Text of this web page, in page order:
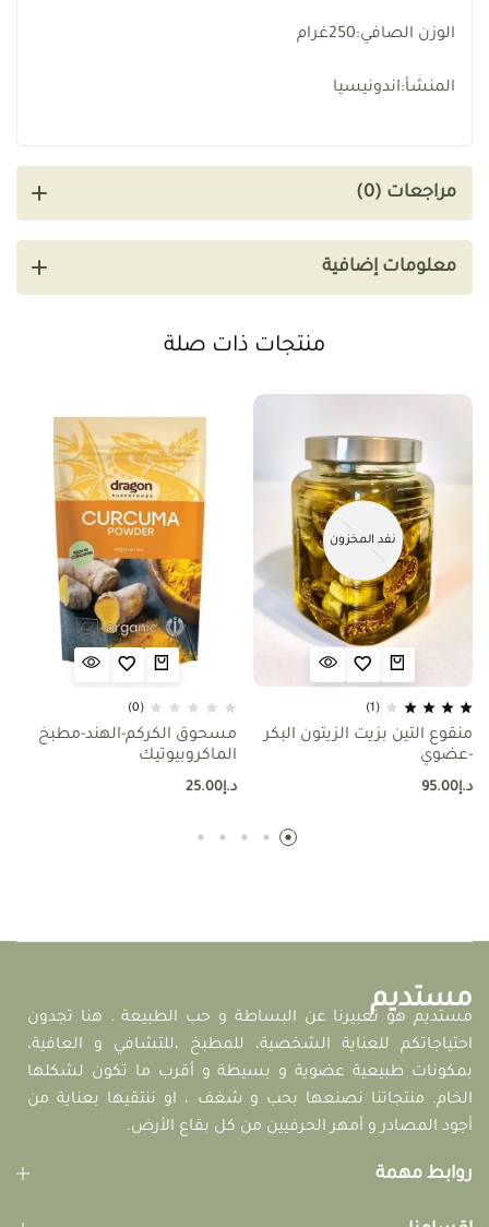
الوزن الصافي:250غرام
المنشأ:اندونيسيا
مراجعات (0)
معلومات إضافية
منتجات ذات صلة
نفد المخزون
(1)
منقوع التين بزيت الزيتون البكر
-عضوي
د.إ95.00
(0)
مسحوق الكركم-الهند-مطبخ
الماكروبيوتيك
د.إ25.00
مستديم
مستديم هو تعبيرنا عن البساطة و حب الطبيعة . هنا تجدون
احتياجاتكم للعناية الشخصية، للمطبخ ،للتشافي و العافية،
بمكونات طبيعية عضوية و بسيطة و أقرب ما تكون لشكلها
الخام. منتجاتنا نصنعها بحب و شغف ، او ننتقيها بعناية من
أجود المصادر و أمهر الحرفيين من كل بقاع الأرض.
روابط مهمة